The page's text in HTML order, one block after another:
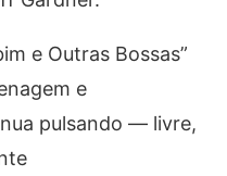
e Outras Bossas”
e
pulsando — livre,